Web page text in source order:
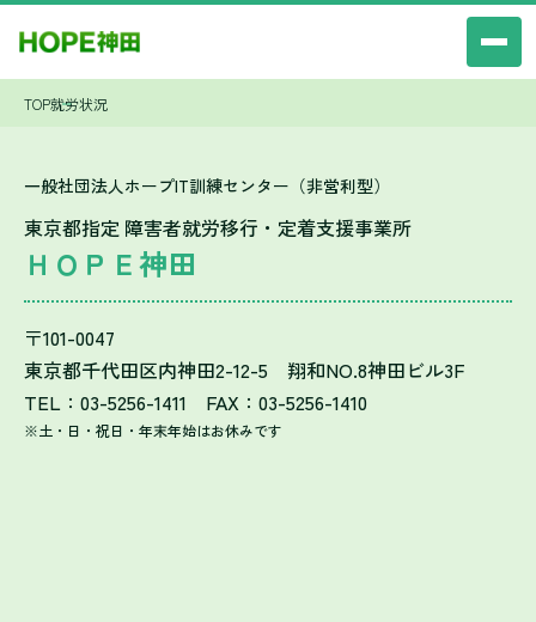
TOP就労状況
一般社団法人ホープIT訓練センター（非営利型）
東京都指定 障害者就労移行・定着支援事業所
ＨＯＰＥ神田
〒101-0047
東京都千代田区内神田2-12-5 翔和NO.8神田ビル3F
TEL：03-5256-1411 FAX：03-5256-1410
※土・日・祝日・年末年始はお休みです